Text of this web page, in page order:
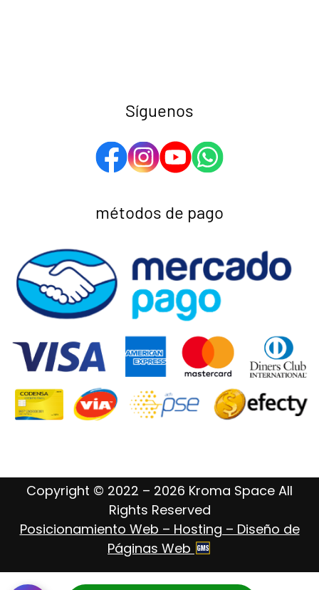
Síguenos
métodos de pago
Copyright © 2022 – 2026 Kroma Space All
Rights Reserved
Posicionamiento Web – Hosting – Diseño de
Páginas Web